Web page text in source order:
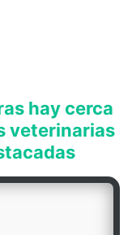
hay cerca
veterinarias